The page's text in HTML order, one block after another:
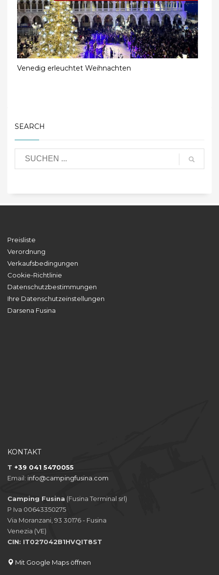
Venedig erleuchtet Weihnachten
SEARCH
Preisliste
Verordnung
Verkaufsbedingungen
Cookie-Richtlinie
Datenschutzbestimmungen
Ihre Datenschutzeinstellungen
Darsena Fusina
KONTAKT
T +39 041 5470055
Email: info@campingfusina.com
Camping Fusina (Fusina Terminal srl)
P Iva 00643350275
Via Moranzani, 93 30176 - Fusina
Venezia (VE)
CIN: IT027042B1HVQIT8ST
Mit Google Maps öffnen